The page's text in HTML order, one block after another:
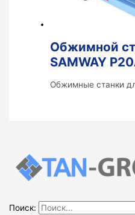
Поиск:
Обжимной
SAMWAY
Обжимные станки